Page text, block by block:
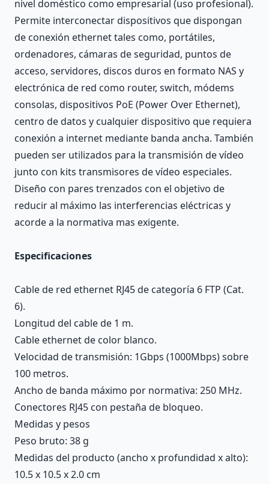
nivel doméstico como empresarial (uso profesional).
Permite interconectar dispositivos que dispongan
de conexión ethernet tales como, portátiles,
ordenadores, cámaras de seguridad, puntos de
acceso, servidores, discos duros en formato NAS y
electrónica de red como router, switch, módems
consolas, dispositivos PoE (Power Over Ethernet),
centro de datos y cualquier dispositivo que requiera
conexión a internet mediante banda ancha. También
pueden ser utilizados para la transmisión de vídeo
junto con kits transmisores de vídeo especiales.
Diseño con pares trenzados con el objetivo de
reducir al máximo las interferencias eléctricas y
acorde a la normativa mas exigente.
Especificaciones
Cable de red ethernet RJ45 de categoría 6 FTP (Cat.
6).
Longitud del cable de 1 m.
Cable ethernet de color blanco.
Velocidad de transmisión: 1Gbps (1000Mbps) sobre
100 metros.
Ancho de banda máximo por normativa: 250 MHz.
Conectores RJ45 con pestaña de bloqueo.
Medidas y pesos
Peso bruto: 38 g
Medidas del producto (ancho x profundidad x alto):
10.5 x 10.5 x 2.0 cm